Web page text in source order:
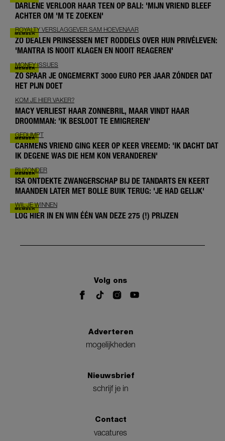
DARLENE VERLOOR HAAR TEEN OP BALI: 'MIJN VRIEND BLEEF
ACHTER OM 'M TE ZOEKEN'
ROYALTY VERSLAGGEVER SAM HOEVENAAR
ZO DEALEN PRINSESSEN MET RODDELS OVER HUN PRIVÉLEVEN:
'MANTRA IS NOOIT KLAGEN EN NOOIT REAGEREN'
MONEY ISSUES
ZO SPAAR JE ONGEMERKT 3000 EURO PER JAAR ZÓNDER DAT
HET PIJN DOET
KOM JE HIER VAKER?
MACY VERLIEST HAAR ZONNEBRIL, MAAR VINDT HAAR
DROOMMAN: 'IK BESLOOT TE EMIGREREN'
GEDUMPT
CARMENS VRIEND GING KEER OP KEER VREEMD: 'IK DACHT DAT
IK DEGENE WAS DIE HEM KON VERANDEREN'
BIJZONDER
ISA ONTDEKTE ZWANGERSCHAP BIJ DE TANDARTS EN KEERT
MAANDEN LATER MET BOLLE BUIK TERUG: 'JE HAD GELIJK'
WIL JE WINNEN
LOG HIER IN EN WIN ÉÉN VAN DEZE 275 (!) PRIJZEN
Volg ons
Adverteren
mogelijkheden
Nieuwsbrief
schrijf je in
Contact
vacatures